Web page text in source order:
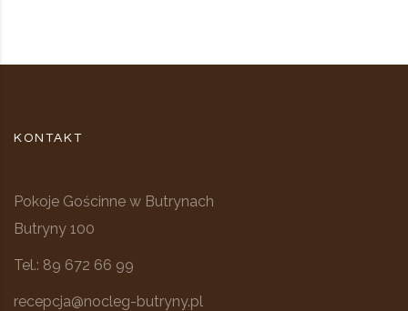
KONTAKT
Pokoje Gościnne w Butrynach
Butryny 100
Tel.: 89 672 66 99
recepcja@nocleg-butryny.pl